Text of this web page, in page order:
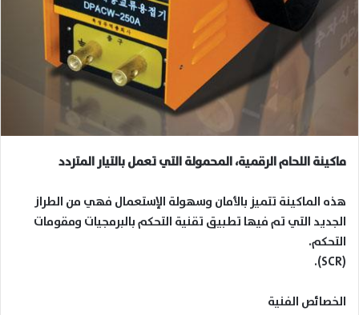
ماكينة اللحام الرقمية، المحمولة التي تعمل بالتيار المتردد
هذه الماكينة تتميز بالأمان وسهولة الإستعمال فهي من الطراز
الجديد التي تم فيها تطبيق تقنية التحكم بالبرمجيات ومقومات
التحكم.
(SCR).
الخصائص الفنية